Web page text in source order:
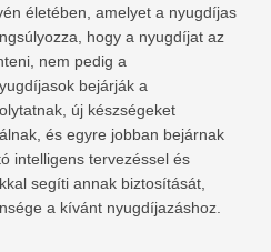
életében, amelyet a nyugdíjas
hogy a nyugdíjat az
nem pedig a
bejárják a
új készségeket
és egyre jobban bejárnak
intelligens tervezéssel és
segíti annak biztosítását,
a kívánt nyugdíjazáshoz.